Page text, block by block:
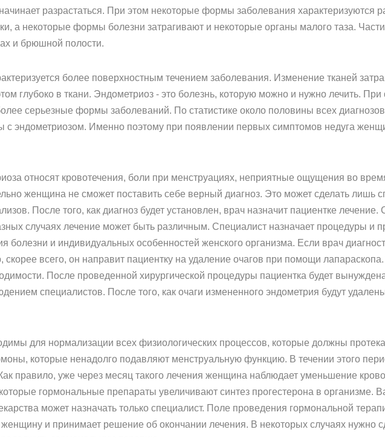
разрастаться. При этом некоторые формы заболевания характеризуются
а некоторые формы болезни затрагивают и некоторые органы малого таза.
и брюшной полости.
более поверхностным течением заболевания. Изменение тканей
глубоко в ткани. Эндометриоз - это болезнь, которую можно и нужно лечить. При
серьезные формы заболеваний. По статистике около половины всех
с эндометриозом. Именно поэтому при появлении первых симптомов недуга
относят кровотечения, боли при менструациях, неприятные ощущения во
женщина не сможет поставить себе верный диагноз. Это может сделать лишь
После того, как диагноз будет установлен, врач назначит пациентке
случаях лечение может быть различным. Специалист назначает процедуры и
болезни и индивидуальных особенностей женского организма. Если врач
скорее всего, он направит пациентку на удаление очагов при помощи
После проведенной хирургической процедуры пациентка будет
специалистов. После того, как очаги измененного эндометрия будут
для нормализации всех физиологических процессов, которые должны
которые ненадолго подавляют менструальную функцию. В течении этого
правило, уже через месяц такого лечения женщина наблюдает уменьшение
гормональные препараты увеличивают синтез прогестерона в организме.
может назначать только специалист. Поле проведения гормональной
и принимает решение об окончании лечения. В некоторых случаях нужно